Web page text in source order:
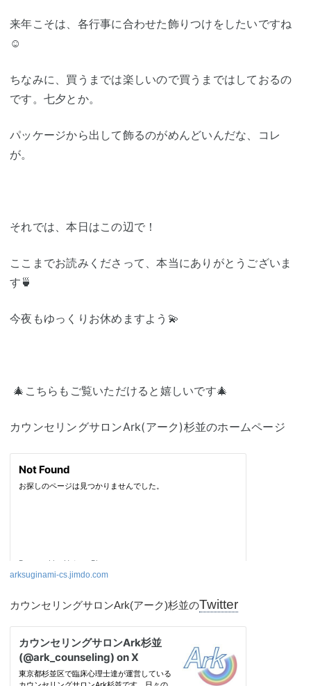
来年こそは、各行事に合わせた飾りつけをしたいですね
☺️
ちなみに、買うまでは楽しいので買うまではしておるの
です。七夕とか。
パッケージから出して飾るのがめんどいんだな、コレ
が。
それでは、本日はこの辺で！
ここまでお読みくださって、本当にありがとうございま
す🍵
今夜もゆっくりお休めますよう💫
🎄こちらもご覧いただけると嬉しいです🎄
カウンセリングサロンArk(アーク)杉並のホームページ
arksuginami-cs.jimdo.com
カウンセリングサロンArk(アーク)杉並のTwitter